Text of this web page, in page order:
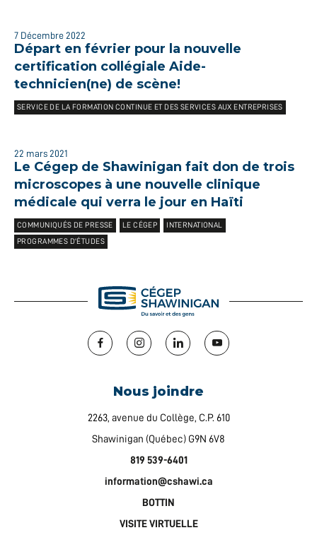
7 Décembre 2022
Départ en février pour la nouvelle
certification collégiale Aide-
technicien(ne) de scène!
SERVICE DE LA FORMATION CONTINUE ET DES SERVICES AUX ENTREPRISES
22 mars 2021
Le Cégep de Shawinigan fait don de trois
microscopes à une nouvelle clinique
médicale qui verra le jour en Haïti
COMMUNIQUÉS DE PRESSE LE CÉGEP INTERNATIONAL
PROGRAMMES D'ÉTUDES
Facebook Instagram LinkedIn YouTube
Nous joindre
2263, avenue du Collège, C.P. 610
Shawinigan (Québec) G9N 6V8
819 539-6401
information@cshawi.ca
BOTTIN
VISITE VIRTUELLE